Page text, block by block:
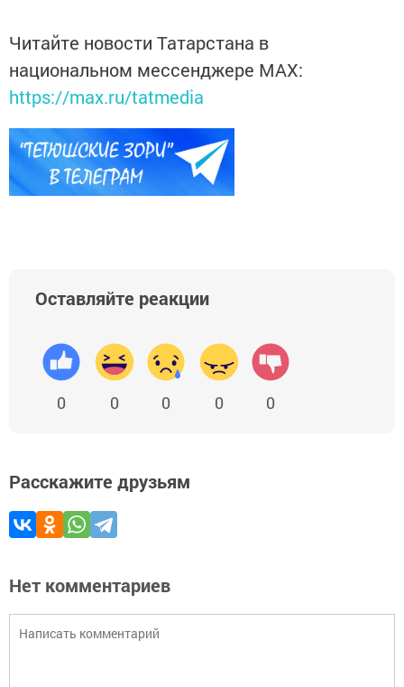
Читайте новости Татарстана в
национальном мессенджере MАХ:
https://max.ru/tatmedia
Оставляйте реакции
0 0 0 0 0
Расскажите друзьям
Нет комментариев